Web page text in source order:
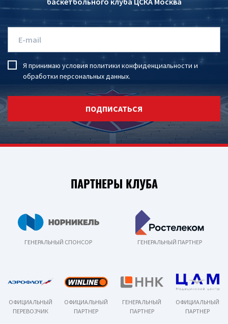
Я принимаю условия политики конфиденциальности и
обработки персональных данных.
ПОДПИСАТЬСЯ
ПАРТНЕРЫ КЛУБА
ГЕНЕРАЛЬНЫЙ СПОНСОР ГЕНЕРАЛЬНЫЙ ПАРТНЕР
ОФИЦИАЛЬНЫЙ
ПЕРЕВОЗЧИК
ОФИЦИАЛЬНЫЙ
ПАРТНЕР
ГЕНЕРАЛЬНЫЙ
ПАРТНЕР
ОФИЦИАЛЬНЫЙ
ПАРТНЕР